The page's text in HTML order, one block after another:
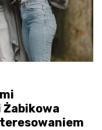
Żabikowa